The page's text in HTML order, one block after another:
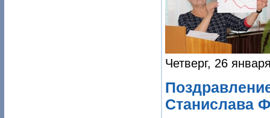
Четверг, 26
Станислава